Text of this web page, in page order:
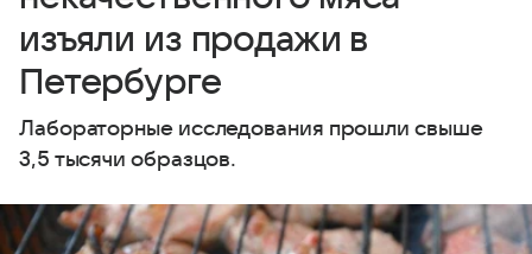
изъяли из продажи в
Петербурге
Лабораторные исследования прошли свыше
3,5 тысячи образцов.